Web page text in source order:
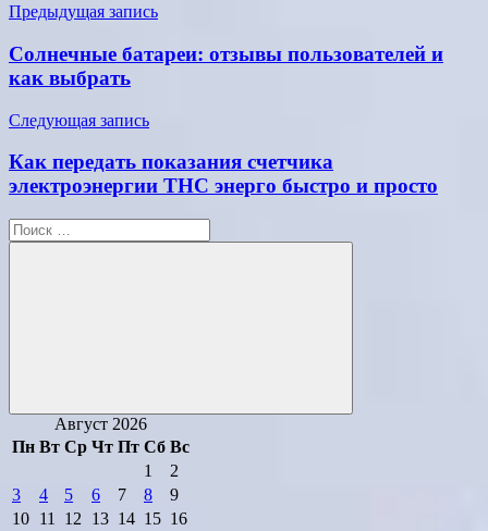
Навигация
по
записям
Предыдущая запись
Солнечные батареи: отзывы пользователей и
как выбрать
Следующая запись
Как передать показания счетчика
электроэнергии ТНС энерго быстро и просто
Поиск
для:
Поиск
Август 2026
Пн Вт Ср Чт Пт Сб Вс
1
2
3
4 5 6 7 8
9
10 11 12 13 14 15 16